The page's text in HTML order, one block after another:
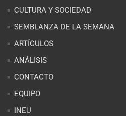
CULTURA Y SOCIEDAD
SEMBLANZA DE LA SEMANA
ARTÍCULOS
ANÁLISIS
CONTACTO
EQUIPO
INEU